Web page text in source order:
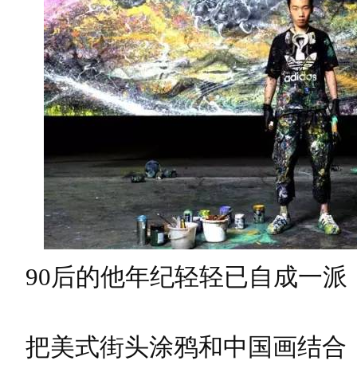
90后的他年纪轻轻已自成一派
把美式街头涂鸦和中国画结合